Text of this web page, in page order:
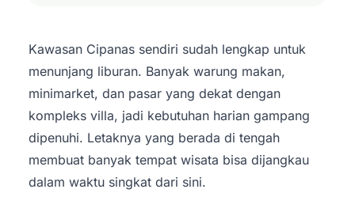
Kawasan Cipanas sendiri sudah lengkap untuk
menunjang liburan. Banyak warung makan,
minimarket, dan pasar yang dekat dengan
kompleks villa, jadi kebutuhan harian gampang
dipenuhi. Letaknya yang berada di tengah
membuat banyak tempat wisata bisa dijangkau
dalam waktu singkat dari sini.